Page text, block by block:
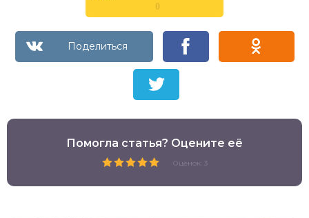
0
Помогла статья? Оцените её
Оценок: 3